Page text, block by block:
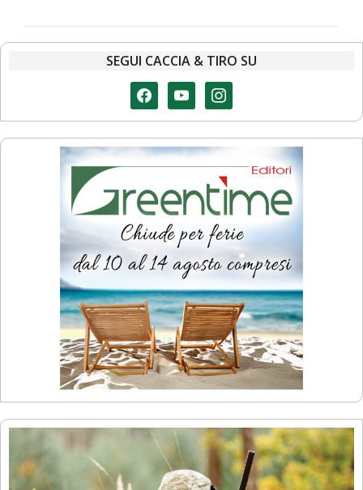
SEGUI CACCIA & TIRO SU
facebookyoutubeinstagram